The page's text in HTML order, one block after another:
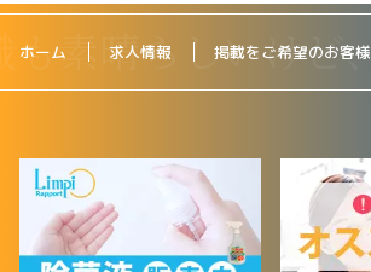
ホーム 求人情報 掲載をご希望のお客様